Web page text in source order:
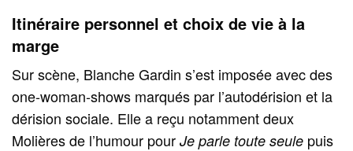
Itinéraire personnel et choix de vie à la
marge
Sur scène, Blanche Gardin s’est imposée avec des
one‑woman‑shows marqués par l’autodérision et la
dérision sociale. Elle a reçu notamment deux
Molières de l’humour pourJe parle toute seule puis